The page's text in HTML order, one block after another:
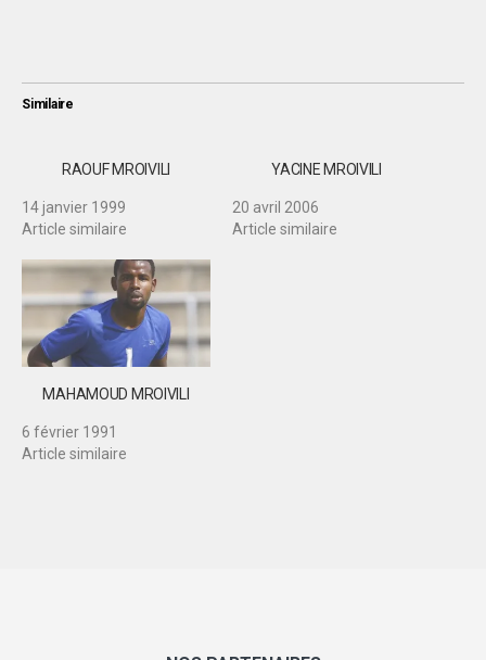
Similaire
RAOUF MROIVILI
14 janvier 1999
Article similaire
YACINE MROIVILI
20 avril 2006
Article similaire
MAHAMOUD MROIVILI
6 février 1991
Article similaire